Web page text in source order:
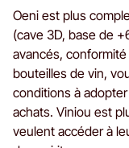
Oeni est plus
(cave 3D, base de
avancés,
bouteilles de vin,
conditions à
achats. Viniou est
veulent accéder à